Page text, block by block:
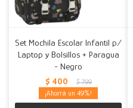
Set Mochila Escolar Infantil p/
Laptop y Bolsillos + Paragua
- Negro
$ 400 $ 799
49